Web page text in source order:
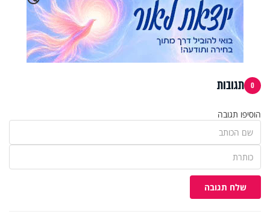
0 תגובות
הוסיפו תגובה
שלח תגובה